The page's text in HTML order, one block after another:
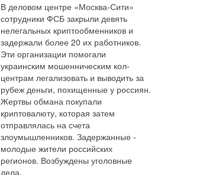
В деловом центре «Москва-Сити»
сотрудники ФСБ закрыли девять
нелегальных криптообменников и
задержали более 20 их работников.
Эти организации помогали
украинским мошенническим кол-
центрам легализовать и выводить за
рубеж деньги, похищенные у россиян.
Жертвы обмана покупали
криптовалюту, которая затем
отправлялась на счета
злоумышленников. Задержанные -
молодые жители российских
регионов. Возбуждены уголовные
дела.